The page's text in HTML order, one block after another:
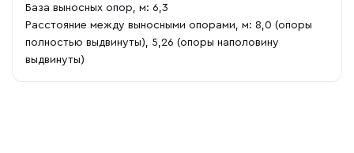
База выносных опор, м: 6,3
Расстояние между выносными опорами, м: 8,0 (опоры
полностью выдвинуты), 5,26 (опоры наполовину
выдвинуты)